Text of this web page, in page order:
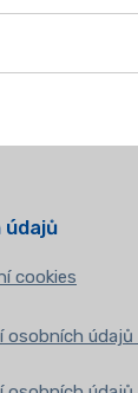
údajů
cookies
osobních údajů